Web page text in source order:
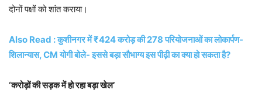
दोनों पक्षों को शांत कराया।
Also Read : कुशीनगर में ₹424 करोड़ की 278 परियोजनाओं का लोकार्पण-
शिलान्यास, CM योगी बोले- इससे बड़ा सौभाग्य इस पीढ़ी का क्या हो सकता है?
‘करोड़ों की सड़क में हो रहा बड़ा खेल’